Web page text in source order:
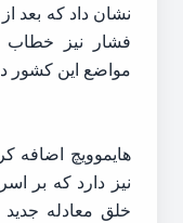
نشان داد که بعد
فشار نیز خطاب
مواضع این کشور
نیز دارد که بر
خلق معادله